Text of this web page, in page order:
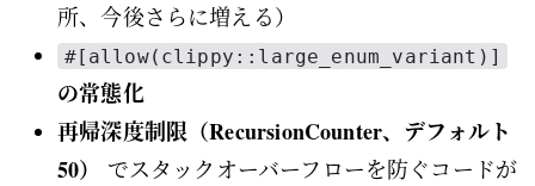
所、今後さらに増える）
#[allow(clippy::large_enum_variant)]
の常態化
再帰深度制限（RecursionCounter、デフォルト
50）
でスタックオーバーフローを防ぐコードが